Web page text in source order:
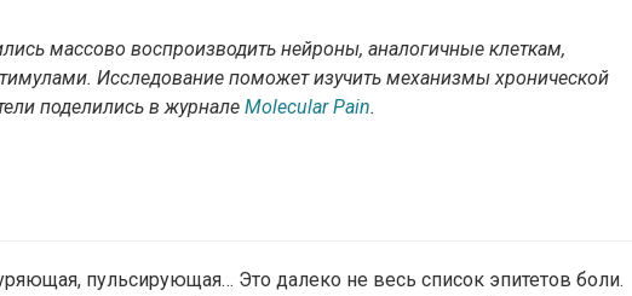
массово воспроизводить нейроны, аналогичные клеткам,
Исследование поможетизучить механизмыхронической
поделились в журнале Molecular Pain.
пульсирующая… Это далеко не весь список эпитетов боли.